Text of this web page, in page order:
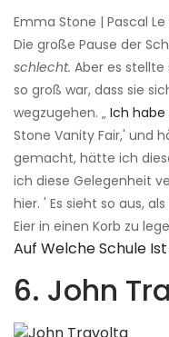
Emma Stone | Pascal
Die große Pause der
schlecht. Aber es stellte
so groß war, dass sie
wegzugehen. „ Ich habe
Stone Vanity Fair,' und
gemacht, hätte ich
ich diese Gelegenheit
hier. ' Es sieht so aus,
Eier in einen Korb zu
Auf Welche Schule
6. John